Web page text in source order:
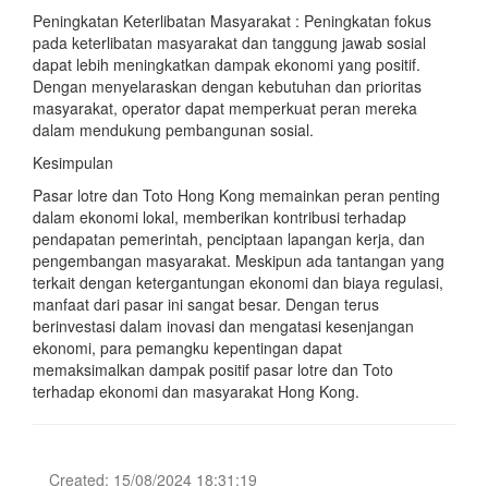
Peningkatan Keterlibatan Masyarakat : Peningkatan fokus
pada keterlibatan masyarakat dan tanggung jawab sosial
dapat lebih meningkatkan dampak ekonomi yang positif.
Dengan menyelaraskan dengan kebutuhan dan prioritas
masyarakat, operator dapat memperkuat peran mereka
dalam mendukung pembangunan sosial.
Kesimpulan
Pasar lotre dan Toto Hong Kong memainkan peran penting
dalam ekonomi lokal, memberikan kontribusi terhadap
pendapatan pemerintah, penciptaan lapangan kerja, dan
pengembangan masyarakat. Meskipun ada tantangan yang
terkait dengan ketergantungan ekonomi dan biaya regulasi,
manfaat dari pasar ini sangat besar. Dengan terus
berinvestasi dalam inovasi dan mengatasi kesenjangan
ekonomi, para pemangku kepentingan dapat
memaksimalkan dampak positif pasar lotre dan Toto
terhadap ekonomi dan masyarakat Hong Kong.
Created: 15/08/2024 18:31:19